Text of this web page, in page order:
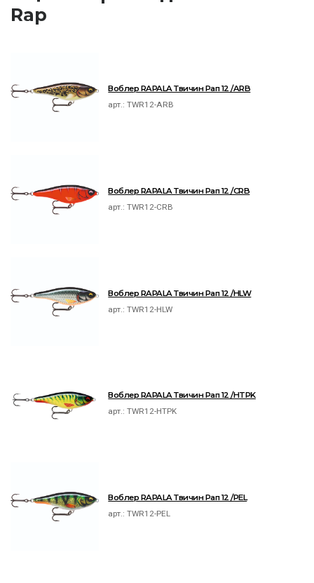
Rap
Воблер RAPALA Твичин Рап 12 /ARB
арт.:TWR12-ARB
Воблер RAPALA Твичин Рап 12 /CRB
арт.:TWR12-CRB
Воблер RAPALA Твичин Рап 12 /HLW
арт.:TWR12-HLW
Воблер RAPALA Твичин Рап 12 /HTPK
арт.:TWR12-HTPK
Воблер RAPALA Твичин Рап 12 /PEL
арт.:TWR12-PEL